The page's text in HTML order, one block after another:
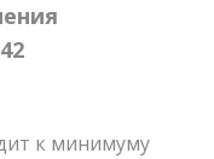
к минимуму